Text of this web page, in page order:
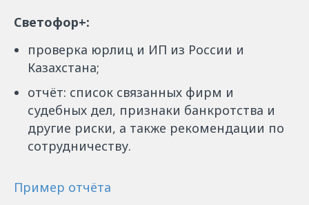
Светофор+:
проверка юрлиц и ИП из России и
Казахстана;
отчёт: список связанных фирм и
судебных дел, признаки банкротства и
другие риски, а также рекомендации по
сотрудничеству.
Пример отчёта